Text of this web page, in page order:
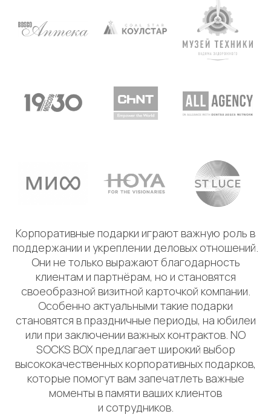
Корпоративные подарки играют важную роль в
поддержании и укреплении деловых отношений.
Они не только выражают благодарность
клиентам и партнёрам, но и становятся
своеобразной визитной карточкой компании.
Особенно актуальными такие подарки
становятся в праздничные периоды, на юбилеи
или при заключении важных контрактов. NO
SOCKS BOX предлагает широкий выбор
высококачественных корпоративных подарков,
которые помогут вам запечатлеть важные
моменты в памяти ваших клиентов
и сотрудников.